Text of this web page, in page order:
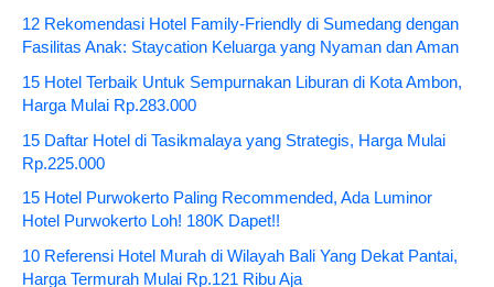
12 Rekomendasi Hotel Family-Friendly di Sumedang dengan
Fasilitas Anak: Staycation Keluarga yang Nyaman dan Aman
15 Hotel Terbaik Untuk Sempurnakan Liburan di Kota Ambon,
Harga Mulai Rp.283.000
15 Daftar Hotel di Tasikmalaya yang Strategis, Harga Mulai
Rp.225.000
15 Hotel Purwokerto Paling Recommended, Ada Luminor
Hotel Purwokerto Loh! 180K Dapet!!
10 Referensi Hotel Murah di Wilayah Bali Yang Dekat Pantai,
Harga Termurah Mulai Rp.121 Ribu Aja